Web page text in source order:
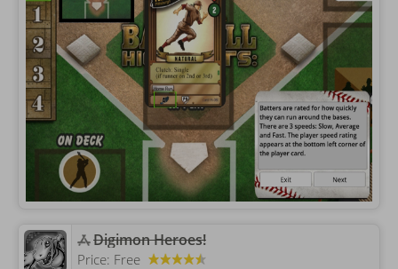
Digimon Heroes!
Price: Free